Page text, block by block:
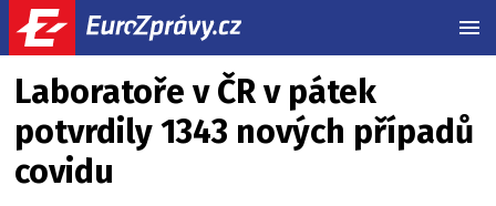
Laboratoře v ČR v pátek
potvrdily 1343 nových případů
covidu